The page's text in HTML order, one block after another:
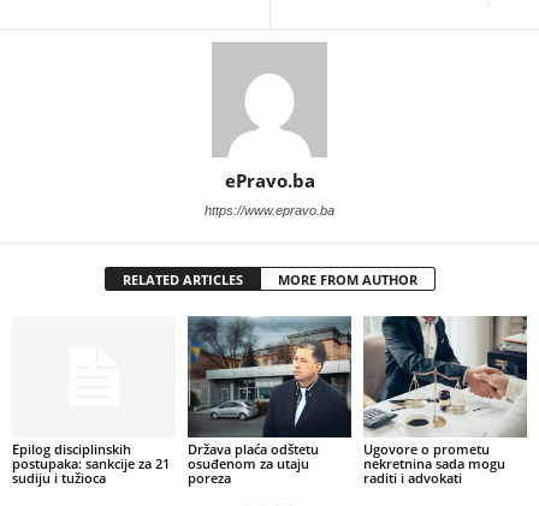
ePravo.ba
https://www.epravo.ba
RELATED ARTICLES MORE FROM AUTHOR
Epilog disciplinskih
postupaka: sankcije za 21
sudiju i tužioca
Država plaća odštetu
osuđenom za utaju
poreza
Ugovore o prometu
nekretnina sada mogu
raditi i advokati